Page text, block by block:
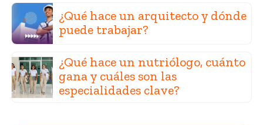
¿Qué hace un arquitecto y dónde
puede trabajar?
¿Qué hace un nutriólogo, cuánto
gana y cuáles son las
especialidades clave?